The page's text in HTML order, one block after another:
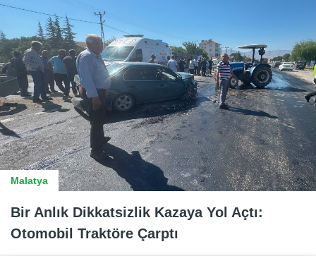
Malatya
Bir Anlık Dikkatsizlik Kazaya Yol Açtı:
Otomobil Traktöre Çarptı